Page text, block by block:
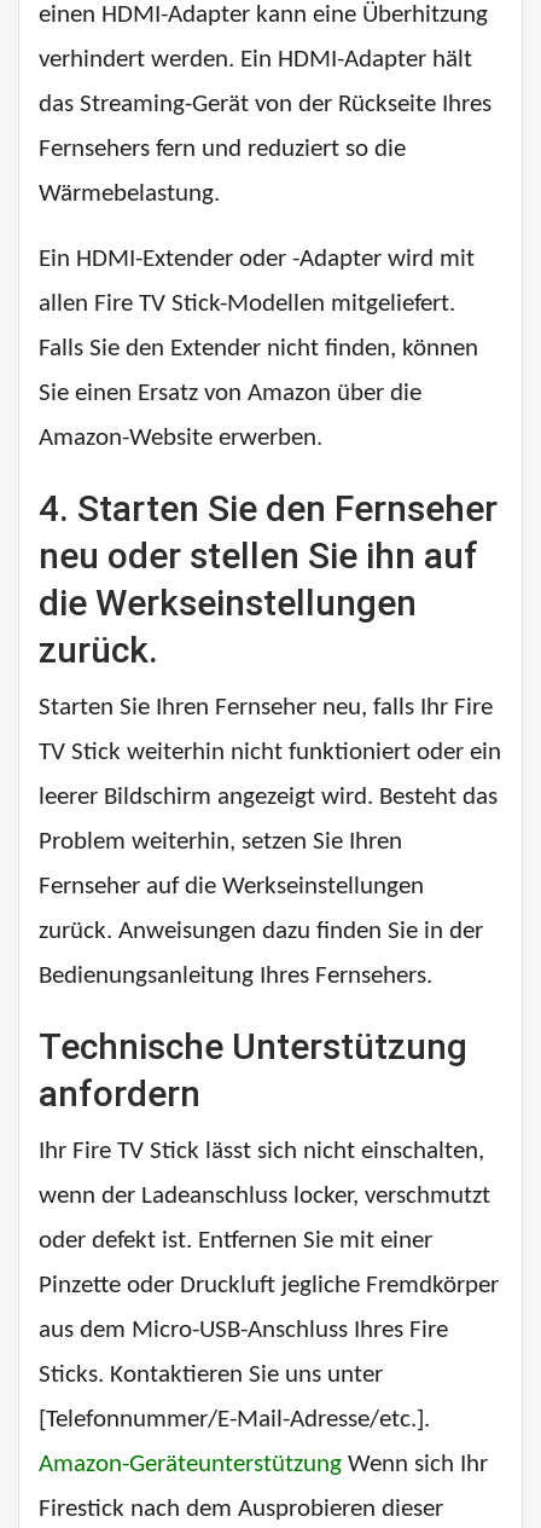
einen HDMI-Adapter kann eine Überhitzung
verhindert werden. Ein HDMI-Adapter hält
das Streaming-Gerät von der Rückseite Ihres
Fernsehers fern und reduziert so die
Wärmebelastung.
Ein HDMI-Extender oder -Adapter wird mit
allen Fire TV Stick-Modellen mitgeliefert.
Falls Sie den Extender nicht finden, können
Sie einen Ersatz von Amazon über die
Amazon-Website erwerben.
4. Starten Sie den Fernseher
neu oder stellen Sie ihn auf
die Werkseinstellungen
zurück.
Starten Sie Ihren Fernseher neu, falls Ihr Fire
TV Stick weiterhin nicht funktioniert oder ein
leerer Bildschirm angezeigt wird. Besteht das
Problem weiterhin, setzen Sie Ihren
Fernseher auf die Werkseinstellungen
zurück. Anweisungen dazu finden Sie in der
Bedienungsanleitung Ihres Fernsehers.
Technische Unterstützung
anfordern
Ihr Fire TV Stick lässt sich nicht einschalten,
wenn der Ladeanschluss locker, verschmutzt
oder defekt ist. Entfernen Sie mit einer
Pinzette oder Druckluft jegliche Fremdkörper
aus dem Micro-USB-Anschluss Ihres Fire
Sticks. Kontaktieren Sie uns unter
[Telefonnummer/E-Mail-Adresse/etc.].
Amazon-Geräteunterstützung Wenn sich Ihr
Firestick nach dem Ausprobieren dieser